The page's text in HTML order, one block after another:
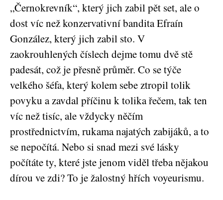
„Černokrevník“, který jich zabil pět set, ale o
dost víc než konzervativní bandita Efraín
González, který jich zabil sto. V
zaokrouhlených číslech dejme tomu dvě stě
padesát, což je přesně průměr. Co se týče
velkého šéfa, který kolem sebe ztropil tolik
povyku a zavdal příčinu k tolika řečem, tak ten
víc než tisíc, ale vždycky něčím
prostřednictvím, rukama najatých zabijáků, a to
se nepočítá. Nebo si snad mezi své lásky
počítáte ty, které jste jenom viděl třeba nějakou
dírou ve zdi? To je žalostný hřích voyeurismu.